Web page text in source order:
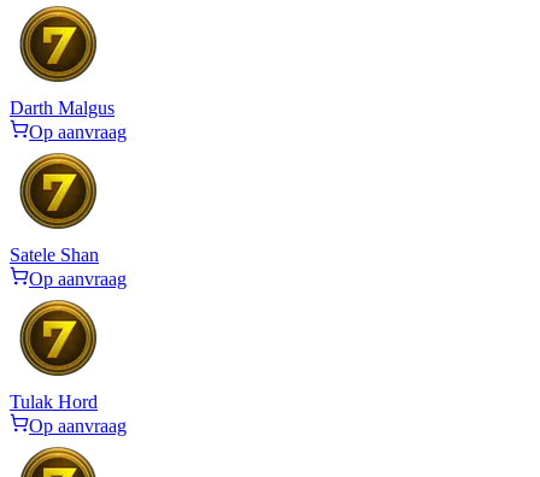
Darth Malgus
Op aanvraag
Satele Shan
Op aanvraag
Tulak Hord
Op aanvraag